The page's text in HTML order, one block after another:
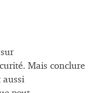
Mais conclure
aussi